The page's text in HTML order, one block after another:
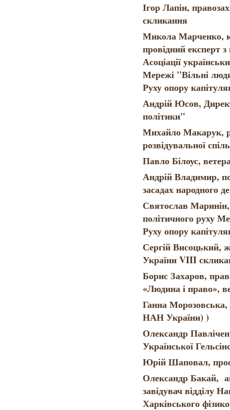
Ігор Лапін,
скликання
Микола Марченко,
провідний експерт
Асоціації
Мережі "Вільні
Руху опору
Андрій Юсов,
політики"
Михайло Макарук,
розвідувальної
Павло Білоус,
Андрій Владимир,
засадах народного
Святослав
політичного руху
Руху опору
Сергій Висоцький,
України VIII
Борис Захаров,
«Людина і право»,
Ганна Морозовська,
НАН України) )
Олександр
Української
Юрій Шаповал,
Олександр Бакай,
завідувач відділу
Харківського